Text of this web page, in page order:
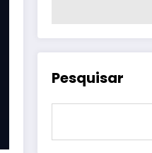
Pesquisar